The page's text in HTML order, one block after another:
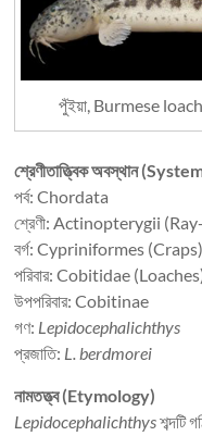
পুঁইয়া, Burmese
শ্রেণীতাত্ত্বিক অবস্থান
পর্ব: Chordata
শ্রেণী: Actinopterygii
বর্গ: Cypriniformes (Craps)
পরিবার: Cobitidae
উপপরিবার: Cobitinae
গণ: Lepidocephalichthys
প্রজাতি: L. berdmorei
নামতত্ত্ব (Etymology)
Lepidocephalichthysশব্দটি